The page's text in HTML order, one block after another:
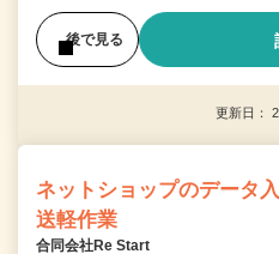
後で見る
更新日：
ネットショップのデータ
送軽作業
合同会社Re Start